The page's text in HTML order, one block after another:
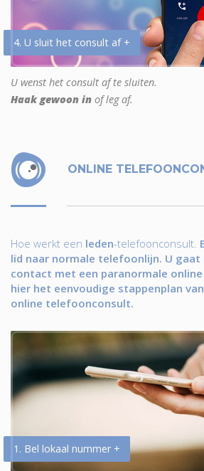
4. U sluit het consult af +
U wenst het consult af te sluiten.
Haak gewoon in of leg af.
ONLINE
Hoe werkt een leden-telefoonconsult.
lid naar normale telefoonlijn. U gaat
contact met een paranormale
hier het eenvoudige stappenplan
online telefoonconsult.
1. Bel lokaal nummer +